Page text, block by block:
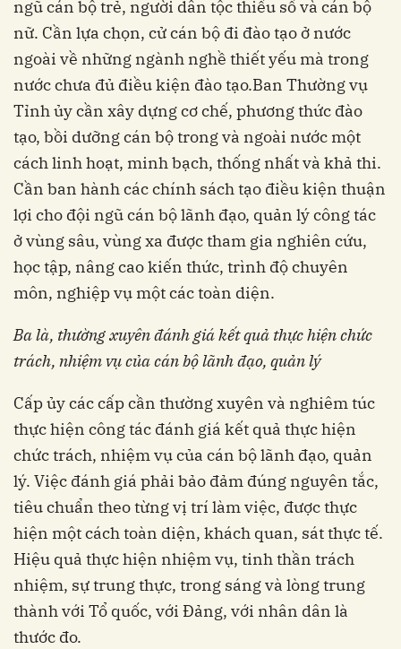
ngũ cán bộ trẻ, người dân tộc thiểu số và cán bộ
nữ. Cần lựa chọn, cử cán bộ đi đào tạo ở nước
ngoài về những ngành nghề thiết yếu mà trong
nước chưa đủ điều kiện đào tạo.Ban Thường vụ
Tỉnh ủy cần xây dựng cơ chế, phương thức đào
tạo, bồi dưỡng cán bộ trong và ngoài nước một
cách linh hoạt, minh bạch, thống nhất và khả thi.
Cần ban hành các chính sách tạo điều kiện thuận
lợi cho đội ngũ cán bộ lãnh đạo, quản lý công tác
ở vùng sâu, vùng xa được tham gia nghiên cứu,
học tập, nâng cao kiến ​​thức, trình độ chuyên
môn, nghiệp vụ một các toàn diện.
Ba là, thường xuyên đánh giá kết quả thực hiện chức
trách, nhiệm vụ của cán bộ lãnh đạo, quản lý
Cấp ủy các cấp cần thường xuyên và nghiêm túc
thực hiện công tác đánh giá kết quả thực hiện
chức trách, nhiệm vụ của cán bộ lãnh đạo, quản
lý. Việc đánh giá phải bảo đảm đúng nguyên tắc,
tiêu chuẩn theo từng vị trí làm việc, được thực
hiện một cách toàn diện, khách quan, sát thực tế.
Hiệu quả thực hiện nhiệm vụ, tinh thần trách
nhiệm, sự trung thực, trong sáng và lòng trung
thành với Tổ quốc, với Đảng, với nhân dân là
thước đo.